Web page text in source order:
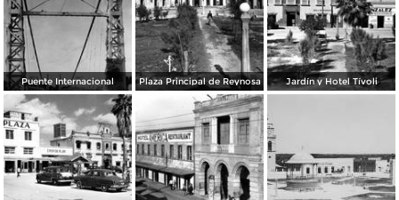
Puente Internacional Plaza Principal de Reynosa Jardín y Hotel Tívoli